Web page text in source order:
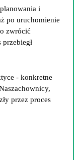
i
po uruchomienie
zwrócić
przebiegł
- konkretne
przez proces